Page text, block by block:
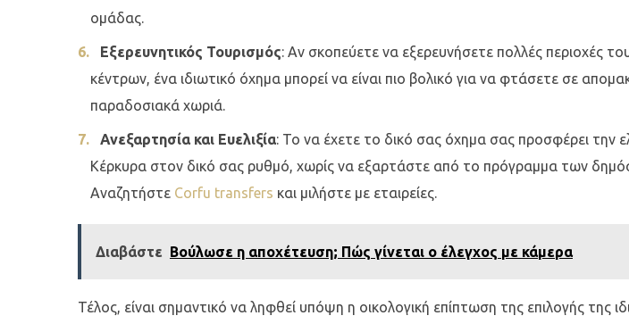
ομάδας.
Εξερευνητικός Τουρισμός: Αν σκοπεύετε να εξερευνήσετε πολλές περιοχές
κέντρων, ένα ιδιωτικό όχημα μπορεί να είναι πιο βολικό για να φτάσετε σε
παραδοσιακά χωριά.
Ανεξαρτησία και Ευελιξία: Το να έχετε το δικό σας όχημα σας προσφέρει την
Κέρκυρα στον δικό σας ρυθμό, χωρίς να εξαρτάστε από το πρόγραμμα των
Αναζητήστε Corfu transfers και μιλήστε με εταιρείες.
Διαβάστε Βούλωσε η αποχέτευση; Πώς γίνεται ο έλεγχος με κάμερα
Τέλος, είναι σημαντικό να ληφθεί υπόψη η οικολογική επίπτωση της επιλογής της